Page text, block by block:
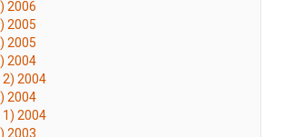
2006
2005
2005
2004
2) 2004
2004
1) 2004
2003